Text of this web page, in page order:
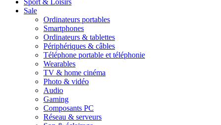
Sport & Loisirs
Sale
Ordinateurs portables
Smartphones
Ordinateurs & tablettes
Périphériques & câbles
Téléphone portable et téléphonie
Wearables
TV & home cinéma
Photo & vidéo
Audio
Gaming
Composants PC
Réseau & serveurs